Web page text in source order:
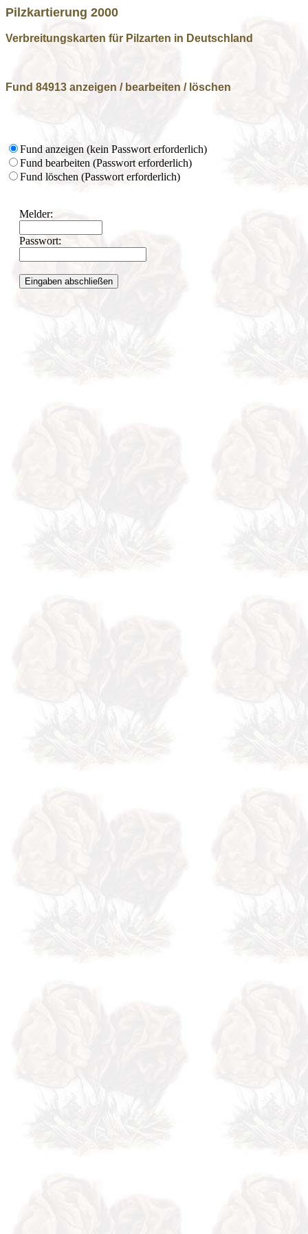
Pilzkartierung 2000
Verbreitungskarten für Pilzarten in Deutschland
Fund 84913 anzeigen / bearbeiten / löschen
Fund anzeigen (kein Passwort erforderlich)
Fund bearbeiten (Passwort erforderlich)
Fund löschen (Passwort erforderlich)
Melder:
Passwort: